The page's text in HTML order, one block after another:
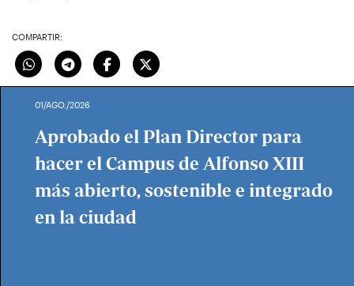
COMPARTIR:
01/AGO./2026
Aprobado el Plan Director para
hacer el Campus de Alfonso XIII
más abierto, sostenible e integrado
en la ciudad